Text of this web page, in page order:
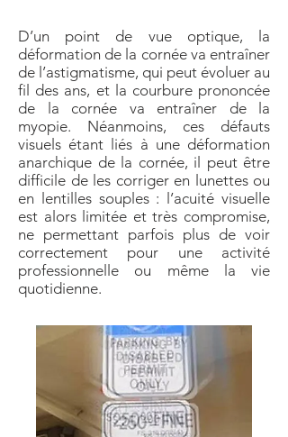
D’un point de vue optique, la
déformation de la cornée va entraîner
de l’astigmatisme, qui peut évoluer au
fil des ans, et la courbure prononcée
de la cornée va entraîner de la
myopie. Néanmoins, ces défauts
visuels étant liés à une déformation
anarchique de la cornée, il peut être
difficile de les corriger en lunettes ou
en lentilles souples : l’acuité visuelle
est alors limitée et très compromise,
ne permettant parfois plus de voir
correctement pour une activité
professionnelle ou même la vie
quotidienne.